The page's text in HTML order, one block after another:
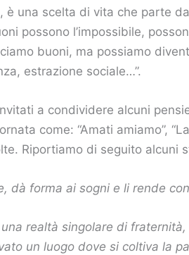
è una scelta di vita che parte
possono l’impossibile,
buoni, ma possiamo
estrazione sociale…”.
a condividere alcuni
come: “Amati amiamo”,
Riportiamo di seguito alcuni
dà forma ai sogni e li rende
realtà singolare di
un luogo dove si coltiva la